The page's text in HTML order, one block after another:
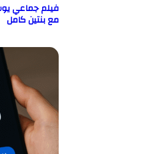
فيلم جماعي يوسف خليل
مع بنتين كامل